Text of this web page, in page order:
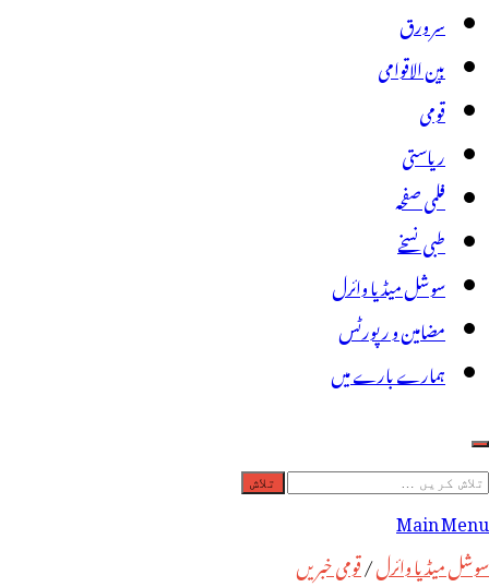
سر ورق
بین الاقوامی
قومی
ریاستی
فلمی صفحہ
طبی نسخے
سوشل میڈیا وائرل
مضامین و رپورٹس
ہمارے بارے میں
تلاش
کریں
برائے:
Main Menu
سوشل میڈیا وائرل/قومی خبریں